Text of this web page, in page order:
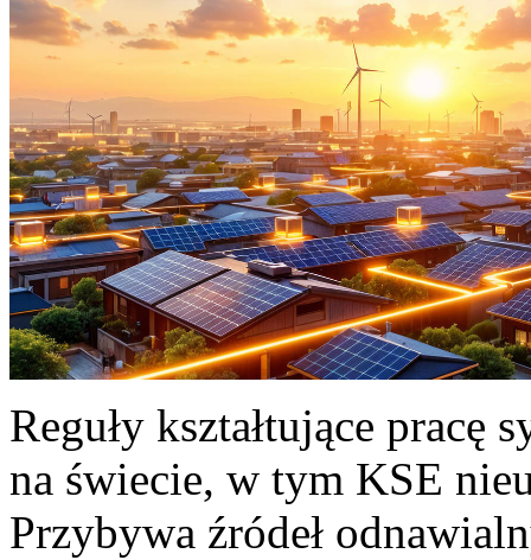
Reguły kształtujące pracę
na świecie, w tym KSE
Przybywa źródeł